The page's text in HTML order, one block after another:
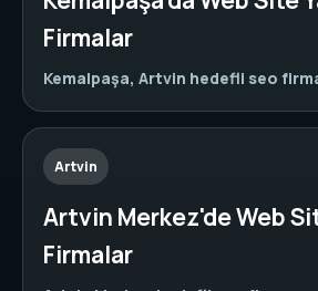
Firmalar
Kemalpaşa, Artvin hedefli seo
Artvin
Artvin Merkez'de Web
Firmalar